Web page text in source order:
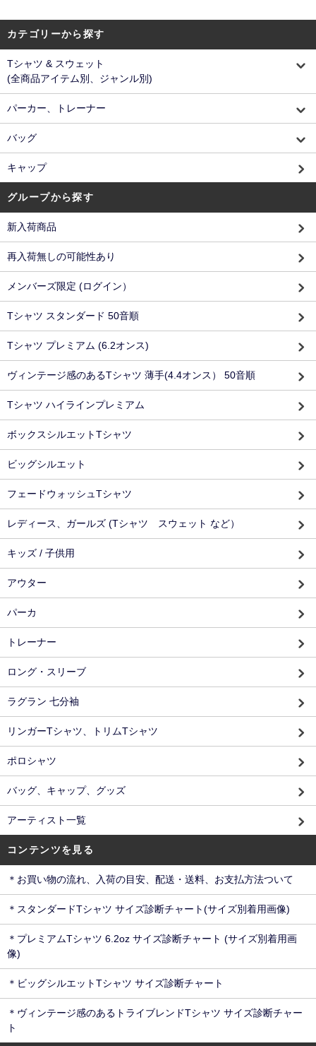
カテゴリーから探す
Tシャツ & スウェット
(全商品アイテム別、ジャンル別)
パーカー、トレーナー
バッグ
キャップ
グループから探す
新入荷商品
再入荷無しの可能性あり
メンバーズ限定 (ログイン）
Tシャツ スタンダード 50音順
Tシャツ プレミアム (6.2オンス)
ヴィンテージ感のあるTシャツ 薄手(4.4オンス） 50音順
Tシャツ ハイラインプレミアム
ボックスシルエットTシャツ
ビッグシルエット
フェードウォッシュTシャツ
レディース、ガールズ (Tシャツ スウェット など）
キッズ / 子供用
アウター
パーカ
トレーナー
ロング・スリーブ
ラグラン 七分袖
リンガーTシャツ、トリムTシャツ
ポロシャツ
バッグ、キャップ、グッズ
アーティスト一覧
コンテンツを見る
＊お買い物の流れ、入荷の目安、配送・送料、お支払方法ついて
＊スタンダードTシャツ サイズ診断チャート(サイズ別着用画像)
＊プレミアムTシャツ 6.2oz サイズ診断チャート (サイズ別着用画
像)
＊ビッグシルエットTシャツ サイズ診断チャート
＊ヴィンテージ感のあるトライブレンドTシャツ サイズ診断チャー
ト